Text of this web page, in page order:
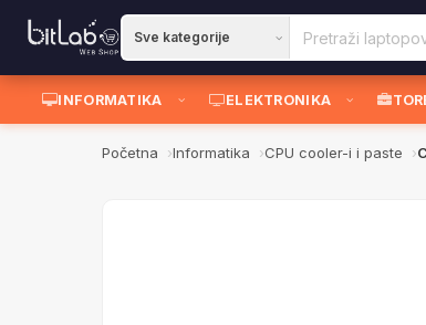
INFORMATIKA ELEKTRONIKA
Početna Informatika CPU cooler-i i paste